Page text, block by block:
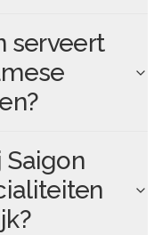
serveert
?
Saigon